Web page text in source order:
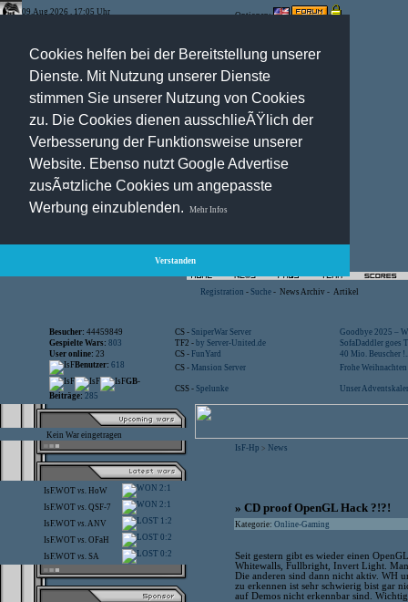
Cookies helfen bei der Bereitstellung unserer
Dienste. Mit Nutzung unserer Dienste
stimmen Sie unserer Nutzung von Cookies
zu. Die Cookies dienen ausschlieÃŸlich der
Verbesserung der Funktionsweise unserer
Website. Ebenso nutzt Google Advertise
zusÃ¤tzliche Cookies um angepasste
Werbung einzublenden.
Mehr Infos
Verstanden
09.Aug.2026 , 17:05 Uhr Optionen:
Registration - Suche - News Archiv - Artikel
Besucher: 44459849 CS - SniperWar Server
Goodbye 2025 –
Gespielte Wars: 803 TF2 - by Server-United.de
SofaDaddler goes
User online: 23 CS - FunYard
40 Mio. Beuscher
Benutzer: 618 CS - Mansion Server
Frohe
GB-
Beiträge: 285
CSS - Spelunke Unser
Kein War eingetragen
IsF.WOT vs. HoW 2:1
IsF.WOT vs. QSF-7 2:1
IsF.WOT vs.ANV 1:2
IsF.WOT vs. OFaH 0:2
IsF.WOT vs. SA 0:2
IsF-Hp > News
» CD proof OpenGL Hack ?!?!
Kategorie: Online-Gaming
Seit gestern gibt es wieder einen
Whitewalls, Fullbright, Invert Light.
Die anderen sind dann nicht aktiv. WH
zu erkennen ist sehr schwierig bist gar
auf Demos nicht erkennbar sind.